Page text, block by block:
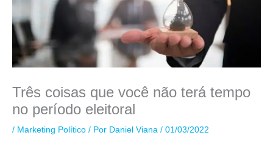
Três coisas que você não terá tempo
no período eleitoral
/ Marketing Político / Por Daniel Viana / 01/03/2022